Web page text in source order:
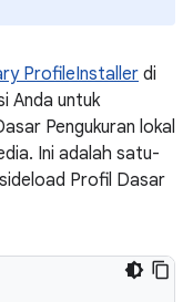
ProfileInstaller di
Anda untuk
Pengukuran lokal
Ini adalah satu-
Profil Dasar